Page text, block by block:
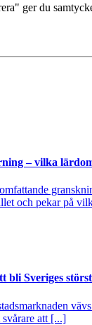
ger du
– vilka
och pekar på
bli Sveriges
att [...]